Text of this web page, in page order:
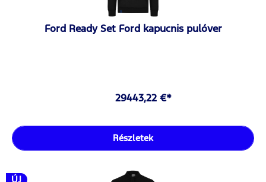
Ford Ready Set Ford kapucnis pulóver
29443,22 €*
Részletek
ÚJ